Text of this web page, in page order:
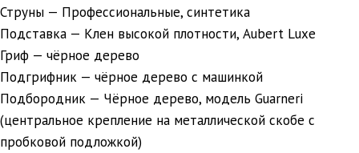
Струны — Профессиональные, синтетика
Подставка — Клен высокой плотности, Aubert Luxe
Гриф — чёрное дерево
Подгрифник — чёрное дерево с машинкой
Подбородник — Чёрное дерево, модель Guarneri
(центральное крепление на металлической скобе с
пробковой подложкой)